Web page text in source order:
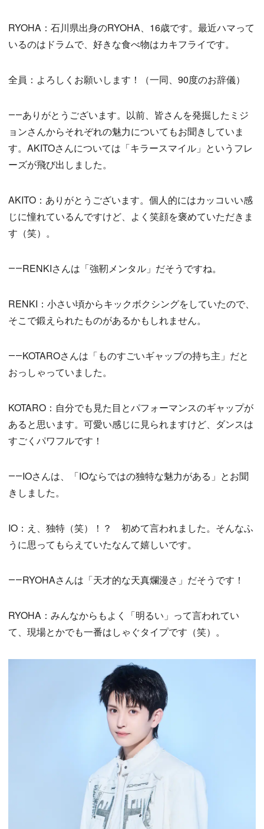
RYOHA：石川県出身のRYOHA、16歳です。最近ハマって
いるのはドラムで、好きな食べ物はカキフライです。
全員：よろしくお願いします！（一同、90度のお辞儀）
――ありがとうございます。以前、皆さんを発掘したミジ
ョンさんからそれぞれの魅力についてもお聞きしていま
す。AKITOさんについては「キラースマイル」というフレ
ーズが飛び出しました。
AKITO：ありがとうございます。個人的にはカッコいい感
じに憧れているんですけど、よく笑顔を褒めていただきま
す（笑）。
――RENKIさんは「強靭メンタル」だそうですね。
RENKI：小さい頃からキックボクシングをしていたので、
そこで鍛えられたものがあるかもしれません。
――KOTAROさんは「ものすごいギャップの持ち主」だと
おっしゃっていました。
KOTARO：自分でも見た目とパフォーマンスのギャップが
あると思います。可愛い感じに見られますけど、ダンスは
すごくパワフルです！
――IOさんは、「IOならではの独特な魅力がある」とお聞
きしました。
IO：え、独特（笑）！？ 初めて言われました。そんなふ
うに思ってもらえていたなんて嬉しいです。
――RYOHAさんは「天才的な天真爛漫さ」だそうです！
RYOHA：みんなからもよく「明るい」って言われてい
て、現場とかでも一番はしゃぐタイプです（笑）。